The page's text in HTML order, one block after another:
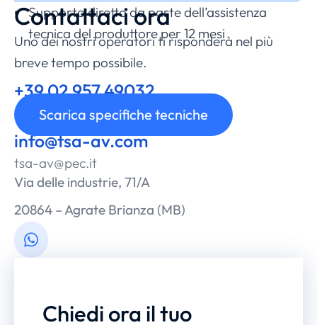
Supporto diretto da parte dell’assistenza
tecnica del produttore per 12 mesi
Scarica specifiche tecniche
Contattaci ora
Uno dei nostri operatori ti risponderà nel più
breve tempo possibile.
+39 02 957 49032
Chiamaci
info@tsa-av.com
tsa-av@pec.it
Via delle industrie, 71/A
20864 – Agrate Brianza (MB)
Chiedi ora il tuo